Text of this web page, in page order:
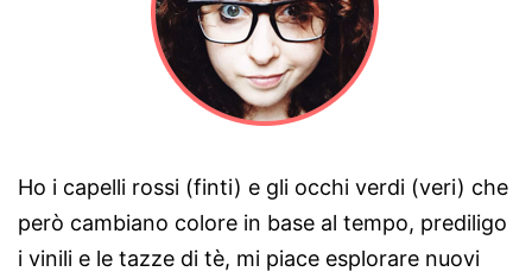
Ho i capelli rossi (finti) e gli occhi verdi (veri) che
però cambiano colore in base al tempo, prediligo
i vinili e le tazze di tè, mi piace esplorare nuovi